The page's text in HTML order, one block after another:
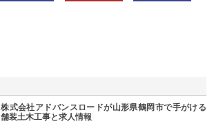
株式会社アドバンスロードが山形県鶴岡市で手がける
舗装土木工事と求人情報